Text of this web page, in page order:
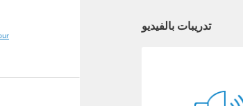
تدريبات بالفيديو